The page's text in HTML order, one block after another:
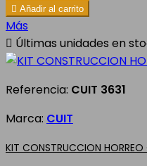
 Añadir al carrito
Más
 Últimas unidades en
Referencia: CUIT 3631
Marca: CUIT
KIT CONSTRUCCION HORREO